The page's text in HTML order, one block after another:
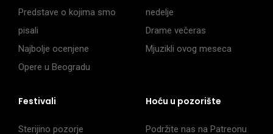
Predstave o kojima smo
pisali
Najbolje ocenjene
Opere u Beogradu
nedelje
Drame večeras
Mjuzikli ovog meseca
Festivali
Sterijino pozorje
Hoću u pozorište
Podržite nas na Patreonu